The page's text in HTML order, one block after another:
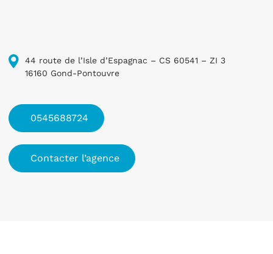
44 route de l’Isle d’Espagnac – CS 60541 – ZI 3
16160 Gond-Pontouvre
0545688724
Contacter l’agence